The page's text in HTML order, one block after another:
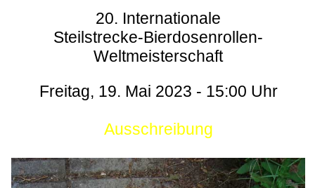
20. Internationale
Steilstrecke-Bierdosenrollen-
Weltmeisterschaft
Freitag, 19. Mai 2023 - 15:00 Uhr
Ausschreibung